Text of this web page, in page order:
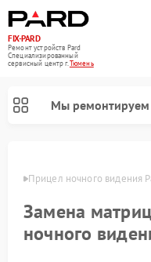
FIX-PARD
Ремонт устройств Pard
Специализированный
cервисный центр г.Тюмень
Мы ремонтируем
Прицел ночного видения
Замена
ночного